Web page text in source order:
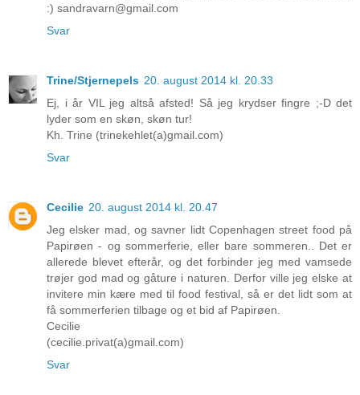
:) sandravarn@gmail.com
Svar
Trine/Stjernepels 20. august 2014 kl. 20.33
Ej, i år VIL jeg altså afsted! Så jeg krydser fingre ;-D det
lyder som en skøn, skøn tur!
Kh. Trine (trinekehlet(a)gmail.com)
Svar
Cecilie 20. august 2014 kl. 20.47
Jeg elsker mad, og savner lidt Copenhagen street food på
Papirøen - og sommerferie, eller bare sommeren.. Det er
allerede blevet efterår, og det forbinder jeg med vamsede
trøjer god mad og gåture i naturen. Derfor ville jeg elske at
invitere min kære med til food festival, så er det lidt som at
få sommerferien tilbage og et bid af Papirøen.
Cecilie
(cecilie.privat(a)gmail.com)
Svar